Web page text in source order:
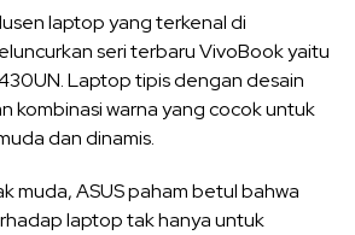
laptop yang terkenal di
seri terbaru VivoBook yaitu
Laptop tipis dengan desain
kombinasi warna yang cocok untuk
dan dinamis.
muda, ASUS paham betul bahwa
laptop tak hanya untuk